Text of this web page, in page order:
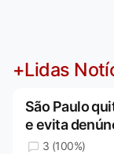
+Lidas
São Paulo
e evita
3 (100%)